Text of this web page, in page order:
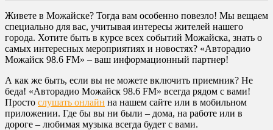
Живете в Можайске? Тогда вам особенно повезло! Мы вещаем
специально для вас, учитывая интересы жителей нашего
города. Хотите быть в курсе всех событий Можайска, знать о
самых интересных мероприятиях и новостях? «Авторадио
Можайск 98.6 FM» – ваш информационный партнер!
А как же быть, если вы не можете включить приемник? Не
беда! «Авторадио Можайск 98.6 FM» всегда рядом с вами!
Просто слушать онлайн на нашем сайте или в мобильном
приложении. Где бы вы ни были – дома, на работе или в
дороге – любимая музыка всегда будет с вами.